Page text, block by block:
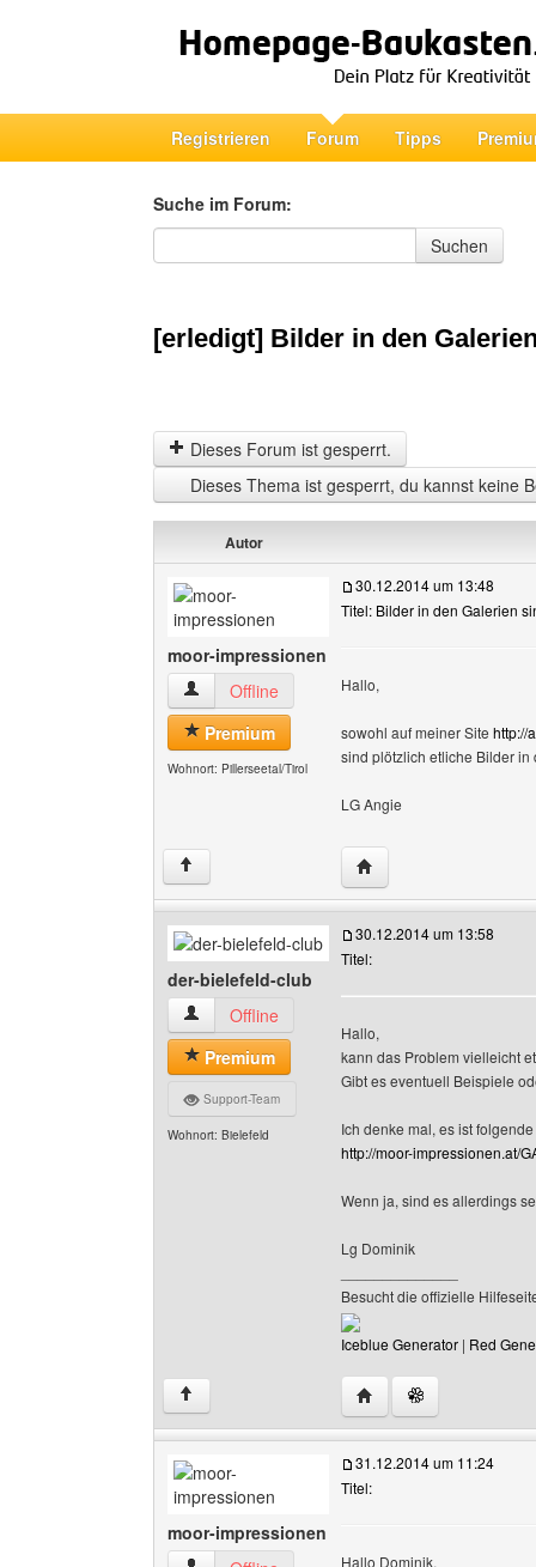
Registrieren Forum Tipps
Suche im Forum:
Suche im Forum
Suchen
[erledigt] Bilder in den
Dieses Forum ist gesperrt.
Dieses Thema ist gesperrt, du kannst keine
Autor
moor-impressionen
moor-impressionen Benutzer-Profile anzeigen
Offline
Premium
Wohnort: Pillerseetal/Tirol
30.12.2014 um 13:48
Titel: Bilder in den Galerien
Hallo,
sowohl auf meiner Site http://
sind plötzlich etliche Bilder in
LG Angie
↑ Website dieses
der-bielefeld-club
der-bielefeld-club Benutzer-Profile anzeigen
Offline
Premium
Support-Team
Wohnort: Bielefeld
30.12.2014 um 13:58
Titel:
Hallo,
kann das Problem vielleicht
Gibt es eventuell Beispiele
Ich denke mal, es ist
http://moor-impressionen.at/
Wenn ja, sind es allerdings
Lg Dominik
Besucht die offizielle
Iceblue Generator | Red
↑ Website dieses
moor-impressionen
31.12.2014 um 11:24
Titel:
Hallo Dominik,